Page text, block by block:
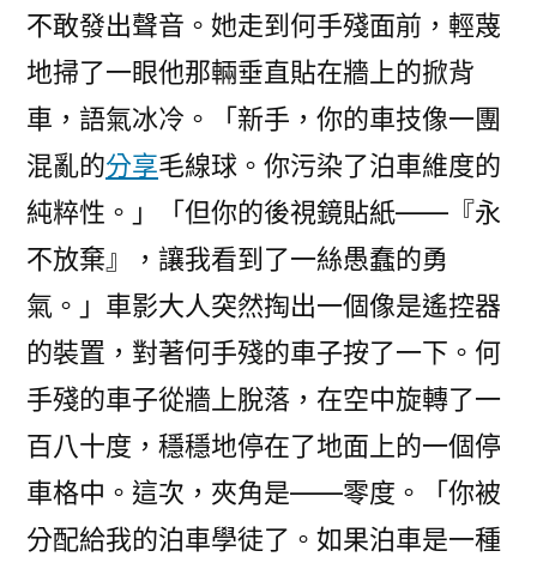
不敢發出聲音。她走到何手殘面前，輕蔑
地掃了一眼他那輛垂直貼在牆上的掀背
車，語氣冰冷。「新手，你的車技像一團
混亂的分享毛線球。你污染了泊車維度的
純粹性。」「但你的後視鏡貼紙——『永
不放棄』，讓我看到了一絲愚蠢的勇
氣。」車影大人突然掏出一個像是遙控器
的裝置，對著何手殘的車子按了一下。何
手殘的車子從牆上脫落，在空中旋轉了一
百八十度，穩穩地停在了地面上的一個停
車格中。這次，夾角是——零度。「你被
分配給我的泊車學徒了。如果泊車是一種